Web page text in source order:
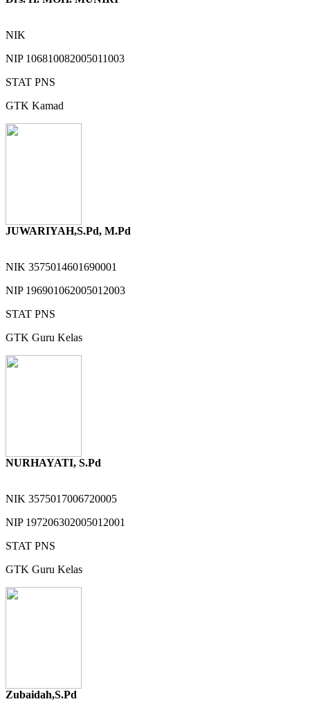
NIK
NIP 106810082005011003
STAT PNS
GTK Kamad
JUWARIYAH,S.Pd, M.Pd
NIK 3575014601690001
NIP 196901062005012003
STAT PNS
GTK Guru Kelas
NURHAYATI, S.Pd
NIK 3575017006720005
NIP 197206302005012001
STAT PNS
GTK Guru Kelas
Zubaidah,S.Pd